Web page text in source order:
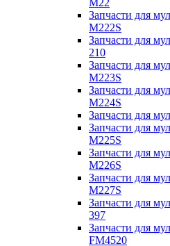
M22
Запчасти для
M222S
Запчасти для
210
Запчасти для
M223S
Запчасти для
M224S
Запчасти для
Запчасти для
M225S
Запчасти для
M226S
Запчасти для
M227S
Запчасти для
397
Запчасти для
FM4520